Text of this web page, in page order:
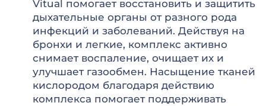
Vitual помогает восстановить и защитить
дыхательные органы от разного рода
инфекций и заболеваний. Действуя на
бронхи и легкие, комплекс активно
снимает воспаление, очищает их и
улучшает газообмен. Насыщение тканей
кислородом благодаря действию
комплекса помогает поддерживать